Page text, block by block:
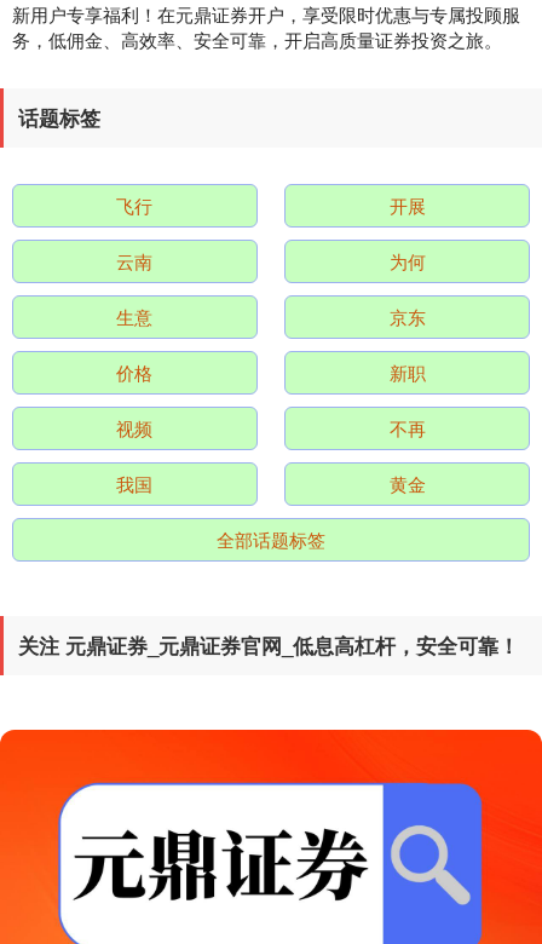
深证成指 14311.01 +200.89 +1.42%
沪深300 4694.44 +43.13 +0.93%
1134.24 +11.37
新用户专享福利！在元鼎证券开户，享受限时优惠与专属投顾服
务，低佣金、高效率、安全可靠，开启高质量证券投资之旅。
话题标签
飞行 开展
云南 为何
生意 京东
价格 新职
视频 不再
我国 黄金
全部话题标签
关注 元鼎证券_元鼎证券官网_低息高杠杆，安全可靠！